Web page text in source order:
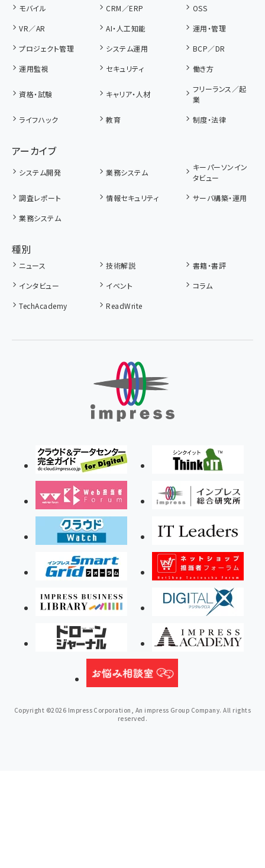
モバイル
CRM／ERP
OSS
VR／AR
AI・人工知能
運用・管理
プロジェクト管理
システム運用
BCP／DR
運用監視
セキュリティ 働き方
資格・試験 キャリア・人材
フリーランス／起
業
ライフハック
教育 制度・法律
アーカイブ
システム開発 業務システム
キーパーソンイン
タビュー
調査レポート
情報セキュリティ
サーバ構築・運用
業務システム
種別
ニュース 技術解説
書籍・書評
インタビュー
イベント
コラム
TechAcademy
ReadWrite
Copyright ©2026 Impress Corporation, An impress Group Company. All rights
reserved.